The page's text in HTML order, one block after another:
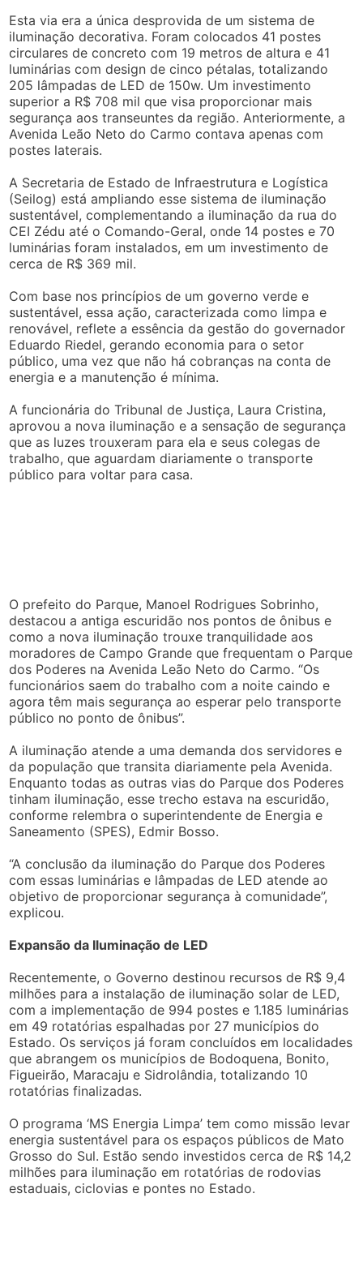
Esta via era a única desprovida de um sistema de
iluminação decorativa. Foram colocados 41 postes
circulares de concreto com 19 metros de altura e 41
luminárias com design de cinco pétalas, totalizando
205 lâmpadas de LED de 150w. Um investimento
superior a R$ 708 mil que visa proporcionar mais
segurança aos transeuntes da região. Anteriormente, a
Avenida Leão Neto do Carmo contava apenas com
postes laterais.
A Secretaria de Estado de Infraestrutura e Logística
(Seilog) está ampliando esse sistema de iluminação
sustentável, complementando a iluminação da rua do
CEI Zédu até o Comando-Geral, onde 14 postes e 70
luminárias foram instalados, em um investimento de
cerca de R$ 369 mil.
Com base nos princípios de um governo verde e
sustentável, essa ação, caracterizada como limpa e
renovável, reflete a essência da gestão do governador
Eduardo Riedel, gerando economia para o setor
público, uma vez que não há cobranças na conta de
energia e a manutenção é mínima.
A funcionária do Tribunal de Justiça, Laura Cristina,
aprovou a nova iluminação e a sensação de segurança
que as luzes trouxeram para ela e seus colegas de
trabalho, que aguardam diariamente o transporte
público para voltar para casa.
O prefeito do Parque, Manoel Rodrigues Sobrinho,
destacou a antiga escuridão nos pontos de ônibus e
como a nova iluminação trouxe tranquilidade aos
moradores de Campo Grande que frequentam o Parque
dos Poderes na Avenida Leão Neto do Carmo. “Os
funcionários saem do trabalho com a noite caindo e
agora têm mais segurança ao esperar pelo transporte
público no ponto de ônibus”.
A iluminação atende a uma demanda dos servidores e
da população que transita diariamente pela Avenida.
Enquanto todas as outras vias do Parque dos Poderes
tinham iluminação, esse trecho estava na escuridão,
conforme relembra o superintendente de Energia e
Saneamento (SPES), Edmir Bosso.
“A conclusão da iluminação do Parque dos Poderes
com essas luminárias e lâmpadas de LED atende ao
objetivo de proporcionar segurança à comunidade”,
explicou.
Expansão da Iluminação de LED
Recentemente, o Governo destinou recursos de R$ 9,4
milhões para a instalação de iluminação solar de LED,
com a implementação de 994 postes e 1.185 luminárias
em 49 rotatórias espalhadas por 27 municípios do
Estado. Os serviços já foram concluídos em localidades
que abrangem os municípios de Bodoquena, Bonito,
Figueirão, Maracaju e Sidrolândia, totalizando 10
rotatórias finalizadas.
O programa ‘MS Energia Limpa’ tem como missão levar
energia sustentável para os espaços públicos de Mato
Grosso do Sul. Estão sendo investidos cerca de R$ 14,2
milhões para iluminação em rotatórias de rodovias
estaduais, ciclovias e pontes no Estado.